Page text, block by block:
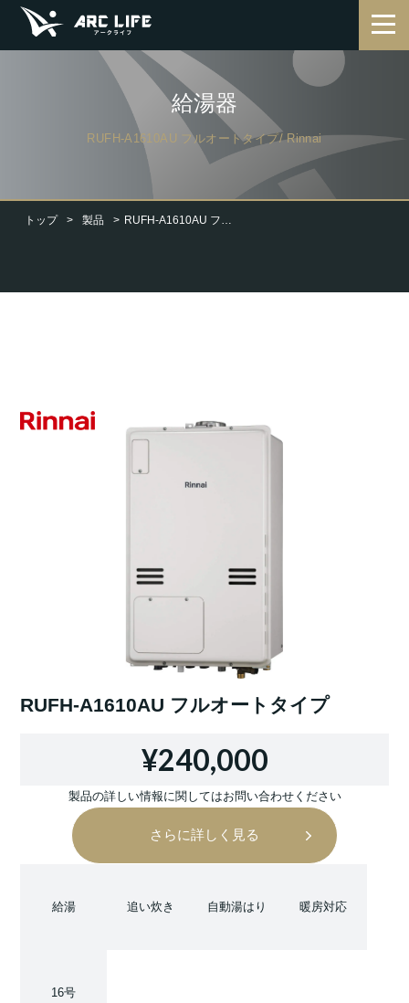
トップ 製品 RUFH-A1610AU フルオートタイプ
給湯器
RUFH-A1610AU フルオートタイプ/ Rinnai
RUFH-A1610AU フルオートタイプ
¥240,000
製品の詳しい情報に関してはお問い合わせください
さらに詳しく見る
給湯 追い炊き 自動湯はり 暖房対応
16号